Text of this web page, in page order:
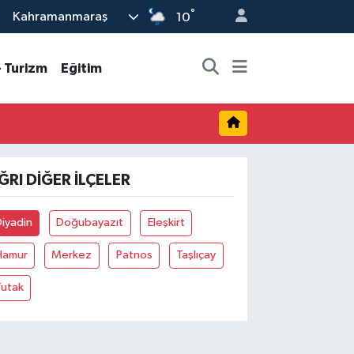
Kahramanmaraş 10°
Turizm Eğitim
DIĞER İLÇELER
Doğubayazıt Eleşkirt
Merkez Patnos Taşlıçay